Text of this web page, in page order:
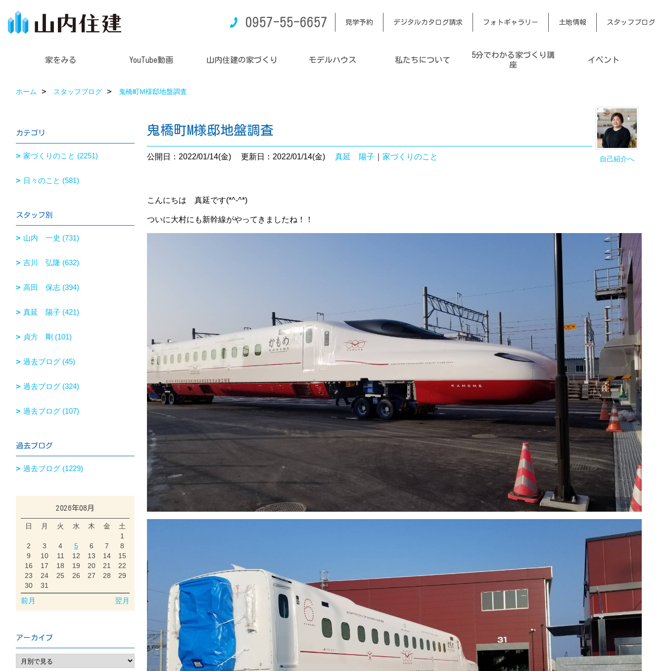
0957-55-6657 見学予約 デジタルカタログ請求 フォトギャラリー 土地情報 スタッフブログ
家をみる YouTube動画 山内住建の家づくり モデルハウス 私たちについて
5分でわかる家づくり講
座
イベント
ホーム スタッフブログ 鬼橋町M様邸地盤調査
自己紹介へ
鬼橋町M様邸地盤調査
公開日：2022/01/14(金) 更新日：2022/01/14(金) 真延 陽子 家づくりのこと
こんにちは 真延です(*^-^*)
ついに大村にも新幹線がやってきましたね！！
カテゴリ
家づくりのこと (2251)
日々のこと (581)
スタッフ別
山内 一史 (731)
吉川 弘隆 (632)
高田 保志 (394)
真延 陽子 (421)
貞方 剛 (101)
過去ブログ (45)
過去ブログ (324)
過去ブログ (107)
過去ブログ
過去ブログ (1229)
2026年08月
日 月 火 水 木 金
土
1
2
3 4 5 6 7
8
9
10 11 12 13 14
15
16
17 18 19 20 21
22
23
24 25 26 27 28
29
30
31
前月 翌月
アーカイブ